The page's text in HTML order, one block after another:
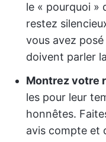
le « pourquoi »
restez
vous avez
doivent parler
Montrez votre
les pour leur
honnêtes.
avis compte et